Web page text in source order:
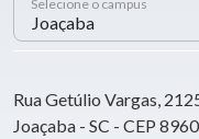
Selecione o campus
Rua Getúlio Vargas,
Joaçaba - SC - CEP